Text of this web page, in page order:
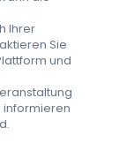
Ihrer
Sie
und
informieren